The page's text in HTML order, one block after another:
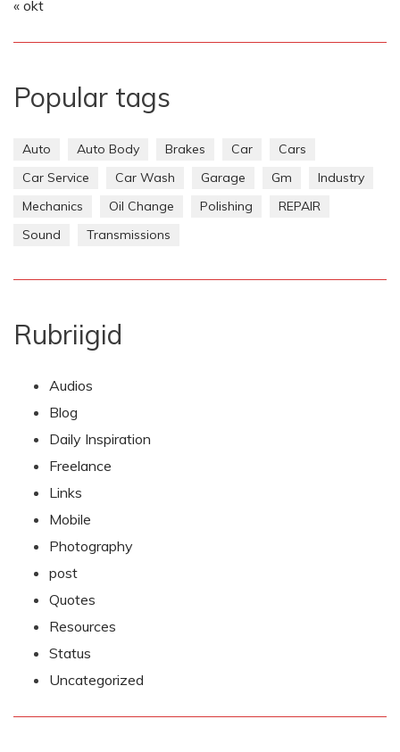
« okt
Popular tags
Auto Auto Body Brakes Car
Cars
Car Service
Car Wash Garage Gm
Industry
Mechanics
Oil Change Polishing
REPAIR
Sound
Transmissions
Rubriigid
Audios
Blog
Daily Inspiration
Freelance
Links
Mobile
Photography
post
Quotes
Resources
Status
Uncategorized